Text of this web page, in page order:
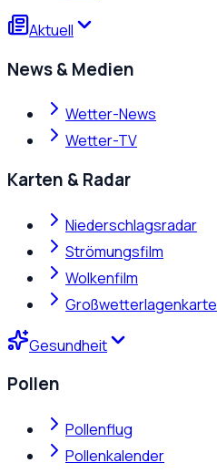
Aktuell
News & Medien
Wetter-News
Wetter-TV
Karten & Radar
Niederschlagsradar
Strömungsfilm
Wolkenfilm
Großwetterlagenkarte
Gesundheit
Pollen
Pollenflug
Pollenkalender